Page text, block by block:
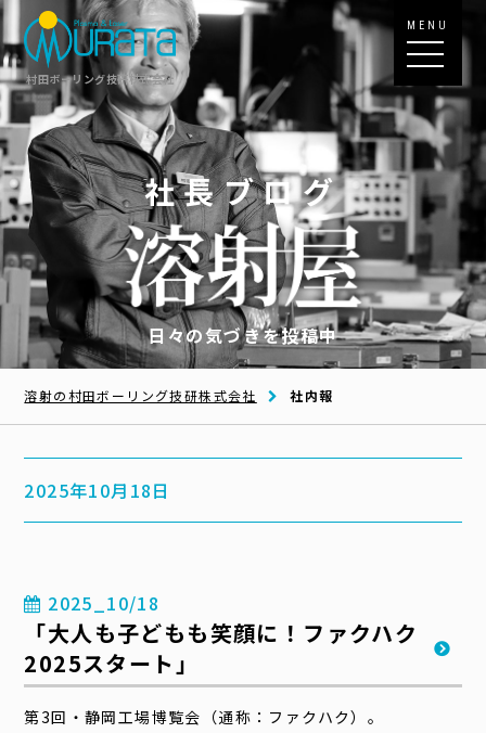
村田ボーリング技研株式会社
MENU
社長ブログ
日々の気づきを投稿中
溶射の村田ボーリング技研株式会社 社内報
2025年10月18日
2025_10/18
「大人も子どもも笑顔に！ファクハク
2025スタート」
第3回・静岡工場博覧会（通称：ファクハク）。